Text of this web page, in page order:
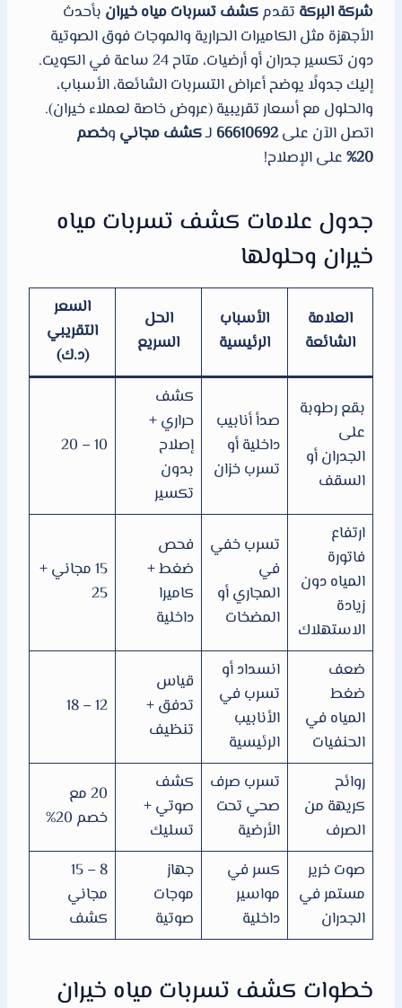
شركة البركة تقدمكشف تسربات مياه خيران بأحدث
الأجهزة مثل الكاميرات الحرارية والموجات فوق الصوتية
دون تكسير جدران أو أرضيات، متاح 24 ساعة في الكويت.
إليك جدولًا يوضح أعراض التسربات الشائعة، الأسباب،
والحلول مع أسعار تقريبية (عروض خاصة لعملاء خيران).
اتصل الآن على66610692 لـكشف مجاني وخصم
20%
على الإصلاح!
جدول علامات كشف تسربات مياه
خيران وحلولها
العلامة
الشائعة
الأسباب
الرئيسية
الحل
السريع
السعر
التقريبي
(د.ك)
بقع رطوبة
على
الجدران أو
السقف
صدأ أنابيب
داخلية أو
تسرب خزان
كشف
حراري +
إصلاح
بدون
تكسير
10 – 20
ارتفاع
فاتورة
المياه دون
زيادة
الاستهلاك
تسرب خفي
في
المجاري أو
المضخات
فحص
ضغط +
كاميرا
داخلية
15 مجاني +
25
ضعف
ضغط
المياه في
الحنفيات
انسداد أو
تسرب في
الأنابيب
الرئيسية
قياس
تدفق +
تنظيف
12 – 18
روائح
كريهة من
الصرف
تسرب صرف
صحي تحت
الأرضية
كشف
صوتي +
تسليك
20 مع
خصم 20%
صوت خرير
مستمر في
الجدران
كسر في
مواسير
داخلية
جهاز
موجات
صوتية
8 – 15
مجاني
كشف
خطوات كشف تسربات مياه خيران